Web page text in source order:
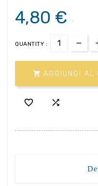
4,80 € .
QUANTITY :
 AGGIUNGI AL
 